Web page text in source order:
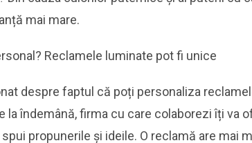
mai mare.
Reclamele luminate pot fi unice
despre faptul că poți personaliza
la îndemână, firma cu care colaborezi îți va
propunerile și ideile. O reclamă are mai